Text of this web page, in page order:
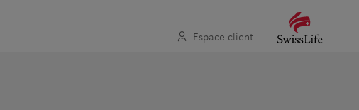
Espace client